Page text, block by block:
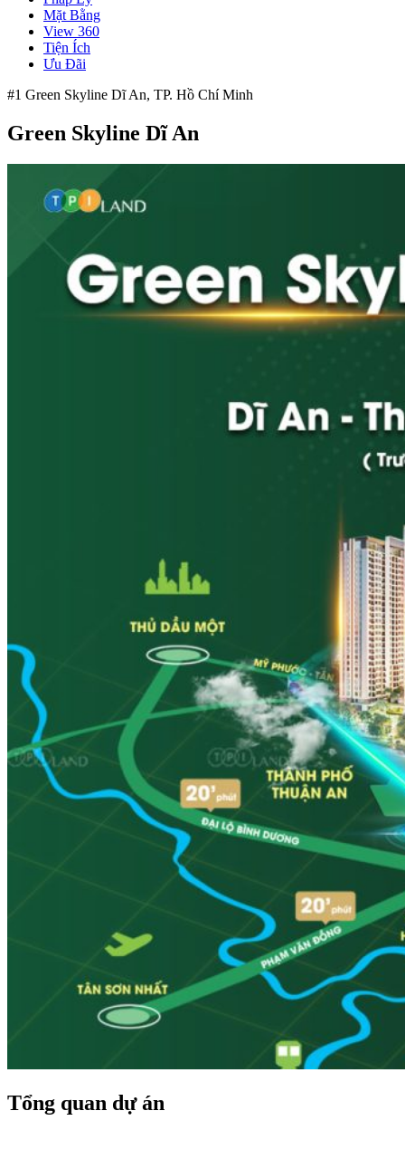
Mặt Bằng
View 360
Tiện Ích
Ưu Đãi
#1 Green Skyline Dĩ An, TP. Hồ Chí Minh
Green Skyline Dĩ An
Tổng quan dự án